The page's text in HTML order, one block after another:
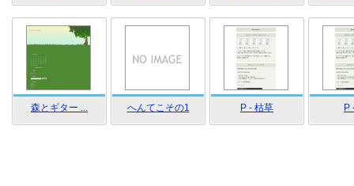
森とギター ... へんてこその1 P - 枯草 P